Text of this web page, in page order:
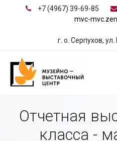
+7 (4967) 39-69-85
mvc-
г. о. Серпухов,
Отчетная
класса -